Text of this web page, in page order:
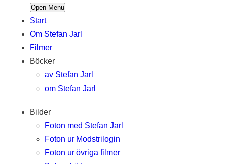
Open Menu
Start
Om Stefan Jarl
Filmer
Böcker
av Stefan Jarl
om Stefan Jarl
Bilder
Foton med Stefan Jarl
Foton ur Modstrilogin
Foton ur övriga filmer